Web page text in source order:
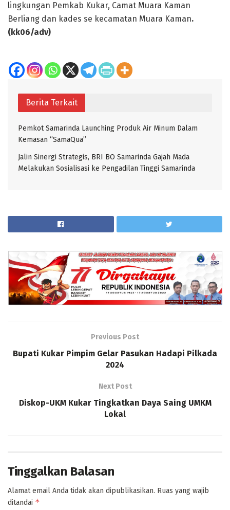
lingkungan Pemkab Kukar, Camat Muara Kaman
Berliang dan kades se kecamatan Muara Kaman.
( kk06/adv)
Berita Terkait
Pemkot Samarinda Launching Produk Air Minum Dalam
Kemasan “SamaQua”
Jalin Sinergi Strategis, BRI BO Samarinda Gajah Mada
Melakukan Sosialisasi ke Pengadilan Tinggi Samarinda
Previous Post
Bupati Kukar Pimpim Gelar Pasukan Hadapi Pilkada
2024
Next Post
Diskop-UKM Kukar Tingkatkan Daya Saing UMKM
Lokal
Tinggalkan Balasan
Alamat email Anda tidak akan dipublikasikan. Ruas yang wajib
ditandai *